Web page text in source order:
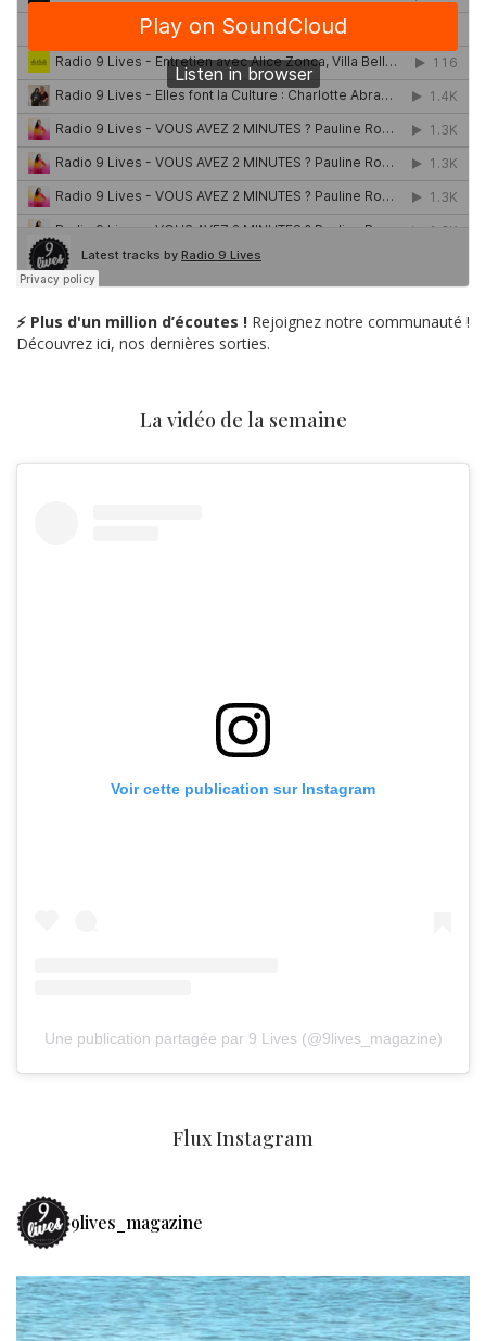
⚡ Plus d'un million d’écoutes ! Rejoignez notre communauté !
Découvrez ici, nos dernières sorties.
La vidéo de la semaine
Voir cette publication sur Instagram
Une publication partagée par 9 Lives (@9lives_magazine)
Flux Instagram
9lives_magazine